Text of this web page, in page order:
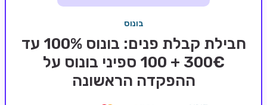
בלאקג'ק אונליין
בונוס
חבילת קבלת פנים: בונוס 100% עד
300€ + 100 ספיני בונוס על
ההפקדה הראשונה